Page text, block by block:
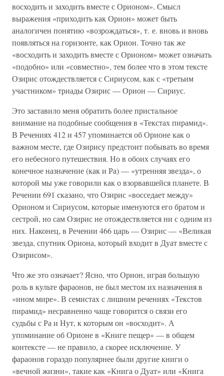
восходить и заходить вместе с Орионом». Смысл
выражения «приходить как Орион» может быть
аналогичен понятию «возрождаться», т. е. вновь и вновь
появляться на горизонте, как Орион. Точно так же
«восходить и заходить вместе с Орионом» может означать
«подобно» или «совместно», тем более что в этом тексте
Озирис отождествляется с Сириусом, как с «третьим
участником» триады Озирис — Орион — Сириус.
Это заставило меня обратить более пристальное
внимание на подобные сообщения в «Текстах пирамид».
В Речениях 412 и 457 упоминается об Орионе как о
важном месте, где Озирису предстоит побывать во время
его небесного путешествия. Но в обоих случаях его
конечное назначение (как и Ра) — «утренняя звезда», о
которой мы уже говорили как о взорвавшейся планете. В
Речении 691 сказано, что Озирис «восседает между»
Орионом и Сириусом, которые именуются его братом и
сестрой, но сам Озирис не отождествляется ни с одним из
них. Наконец, в Речении 466 царь — Озирис — «Великая
звезда, спутник Ориона, который входит в Дуат вместе с
Озирисом».
Что же это означает? Ясно, что Орион, играя большую
роль в культе фараонов, не был местом их назначения в
«ином мире». В семистах с лишним речениях «Текстов
пирамид» несравненно чаще говорится о связи его
судьбы с Ра и Нут, к которым он «восходит». А
упоминание об Орионе в «Книге пещер» — в общем
контексте — не правило, а скорее исключение. У
фараонов гораздо популярнее были другие книги о
«вечной жизни», такие как «Книга о Дуат» или «Книга